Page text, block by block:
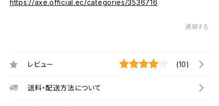
https://axe.official.ec/categories/3536716
通報する
レビュー (10)
送料・配送方法について